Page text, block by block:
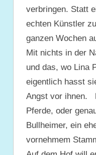
verbringen. Statt
echten Künstler
ganzen Wochen
Mit nichts in der
und das, wo Lina
eigentlich hasst
Angst vor ihnen.
Pferde, oder
Bullheimer, ein
vornehmem